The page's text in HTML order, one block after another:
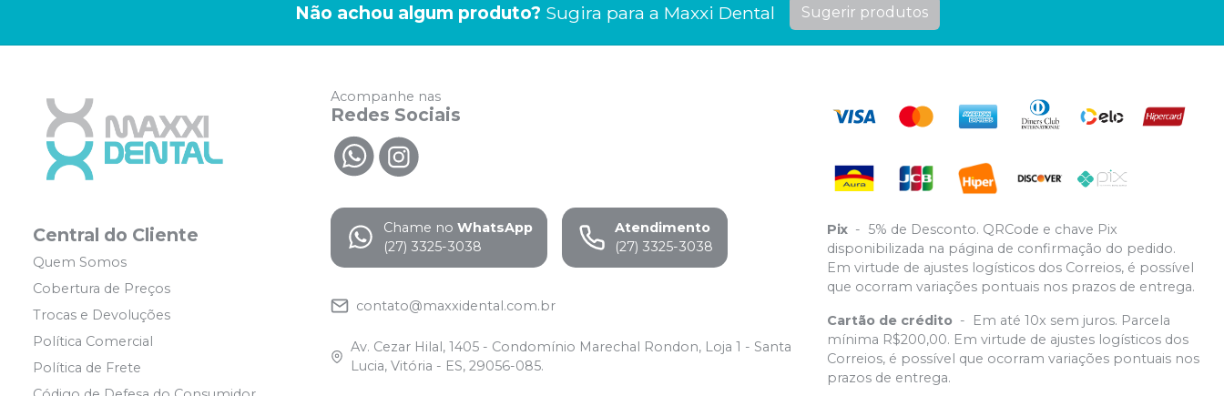
Não achou algum produto? Sugira para a Maxxi Dental Sugerir produtos
Central do Cliente
Quem Somos
Cobertura de Preços
Trocas e Devoluções
Política Comercial
Política de Frete
Acompanhe nas
Redes Sociais
Chame no WhatsApp
(27) 3325-3038
Atendimento
(27) 3325-3038
contato@maxxidental.com.br
Av. Cezar Hilal, 1405 - Condomínio Marechal Rondon, Loja 1 - Santa
Lucia, Vitória - ES, 29056-085.
Pix - 5% de Desconto. QRCode e chave Pix
disponibilizada na página de confirmação do pedido.
Em virtude de ajustes logísticos dos Correios, é possível
que ocorram variações pontuais nos prazos de entrega.
Cartão de crédito -
Em até 10x sem juros. Parcela
mínima R$200,00. Em virtude de ajustes logísticos dos
Correios, é possível que ocorram variações pontuais nos
prazos de entrega.